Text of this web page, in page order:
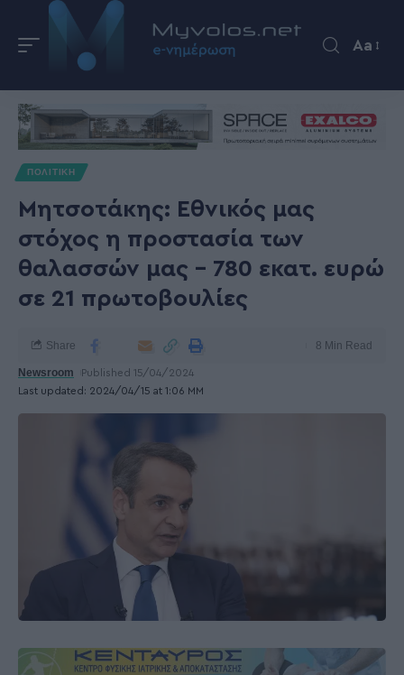
Aa
ΠΟΛΙΤΙΚΗ
Μητσοτάκης: Εθνικός μας
στόχος η προστασία των
θαλασσών μας – 780 εκατ. ευρώ
σε 21 πρωτοβουλίες
Last updated: 2024/04/15 at 1:06 ΜΜ
Newsroom Published 15/04/2024
Share 8 Min Read